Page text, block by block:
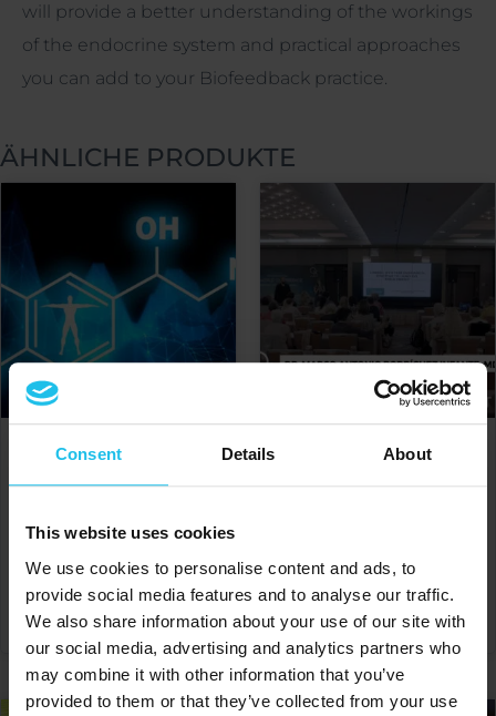
Consent Details About
This website uses cookies
We use cookies to personalise content and ads, to
provide social media features and to analyse our traffic.
We also share information about your use of our site with
our social media, advertising and analytics partners who
may combine it with other information that you’ve
provided to them or that they’ve collected from your use
will provide a better understanding of the workings
of the endocrine system and practical approaches
you can add to your Biofeedback practice.
ÄHNLICHE PRODUKTE
Förderung von gesundem
IN DEN WARENKORB
Erkrankungen des
IN DEN WARENKORB